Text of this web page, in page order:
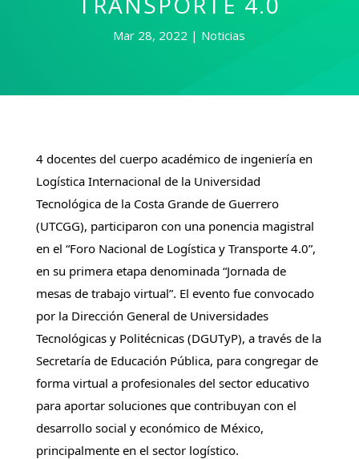
Mar 28, 2022 Noticias
4 docentes del cuerpo académico de ingeniería en
Logística Internacional de la Universidad
Tecnológica de la Costa Grande de Guerrero
(UTCGG), participaron con una ponencia magistral
en el “Foro Nacional de Logística y Transporte 4.0”,
en su primera etapa denominada “Jornada de
mesas de trabajo virtual”. El evento fue convocado
por la Dirección General de Universidades
Tecnológicas y Politécnicas (DGUTyP), a través de la
Secretaría de Educación Pública, para congregar de
forma virtual a profesionales del sector educativo
para aportar soluciones que contribuyan con el
desarrollo social y económico de México,
principalmente en el sector logístico.